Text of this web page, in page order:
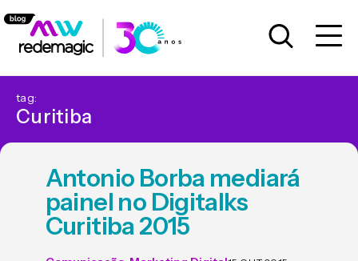
tag:
Curitiba
Antonio Borba mediará
painel no Digitalks
Curitiba 2015